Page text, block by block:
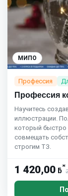
МИПО
Профессия
Профессия
Научитесь
иллюстрации.
который быстро
совмещать
строгим ТЗ.
1 420,00 ƃ*